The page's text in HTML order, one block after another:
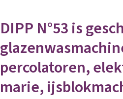
DIPP N°53 is
percolatoren,
marie,